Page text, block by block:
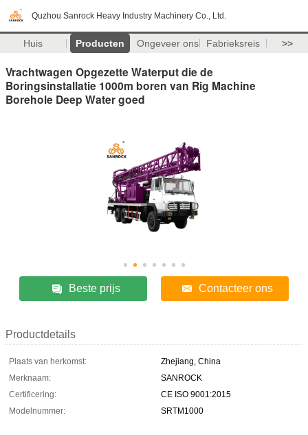
Quzhou Sanrock Heavy Industry Machinery Co., Ltd.
Huis Producten Ongeveer ons Fabrieksreis >>
Vrachtwagen Opgezette Waterput die de
Boringsinstallatie 1000m boren van Rig Machine
Borehole Deep Water goed
Beste prijs Contacteer ons
Productdetails
Plaats van herkomst:
Zhejiang, China
Merknaam:
SANROCK
Certificering:
CE ISO 9001:2015
Modelnummer:
SRTM1000